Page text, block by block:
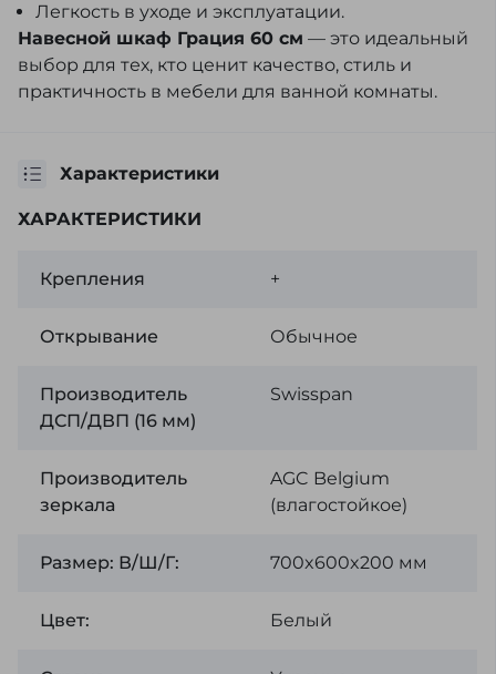
Легкость в уходе и эксплуатации.
Навесной шкаф Грация 60 см — это идеальный
выбор для тех, кто ценит качество, стиль и
практичность в мебели для ванной комнаты.
Характеристики
ХАРАКТЕРИСТИКИ
Крепления +
Открывание Обычное
Производитель
ДСП/ДВП (16 мм)
Swisspan
Производитель
зеркала
AGC Belgium
(влагостойкое)
Размер: В/Ш/Г: 700x600x200 мм
Цвет: Белый